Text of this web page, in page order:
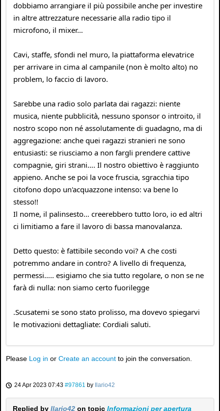
dobbiamo arrangiare il più possibile anche per investire
in altre attrezzature necessarie alla radio tipo il
microfono, il mixer…
Cavi, staffe, sfondi nel muro, la piattaforma elevatrice
per arrivare in cima al campanile (non è molto alto) no
problem, lo faccio di lavoro.
Sarebbe una radio solo parlata dai ragazzi: niente
musica, niente pubblicità, nessuno sponsor o introito, il
nostro scopo non né assolutamente di guadagno, ma di
aggregazione: anche quei ragazzi stranieri ne sono
entusiasti: se riusciamo a non fargli prendere cattive
compagnie, giri strani…. Il nostro obiettivo è raggiunto
appieno. Anche se poi la voce fruscia, sgracchia tipo
citofono dopo un'acquazzone intenso: va bene lo
stesso!!
Il nome, il palinsesto… creerebbero tutto loro, io ed altri
ci limitiamo a fare il lavoro di bassa manovalanza.
Detto questo: è fattibile secondo voi? A che costi
potremmo andare in contro? A livello di frequenza,
permessi….. esigiamo che sia tutto regolare, o non se ne
farà di nulla: non siamo certo fuorilegge
.Scusatemi se sono stato prolisso, ma dovevo spiegarvi
le motivazioni dettagliate: Cordiali saluti.
Please Log in or Create an account to join the conversation.
24 Apr 2023 07:43 #97861 by Ilario42
Replied by Ilario42 on topic Informazioni per apertura